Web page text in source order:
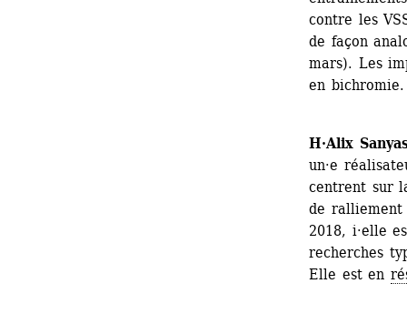
contre les
de façon
mars). Les
en bichromie.
H·Alix
un·e
centrent sur
de ralliement
2018, i·elle
recherches
Elle est en